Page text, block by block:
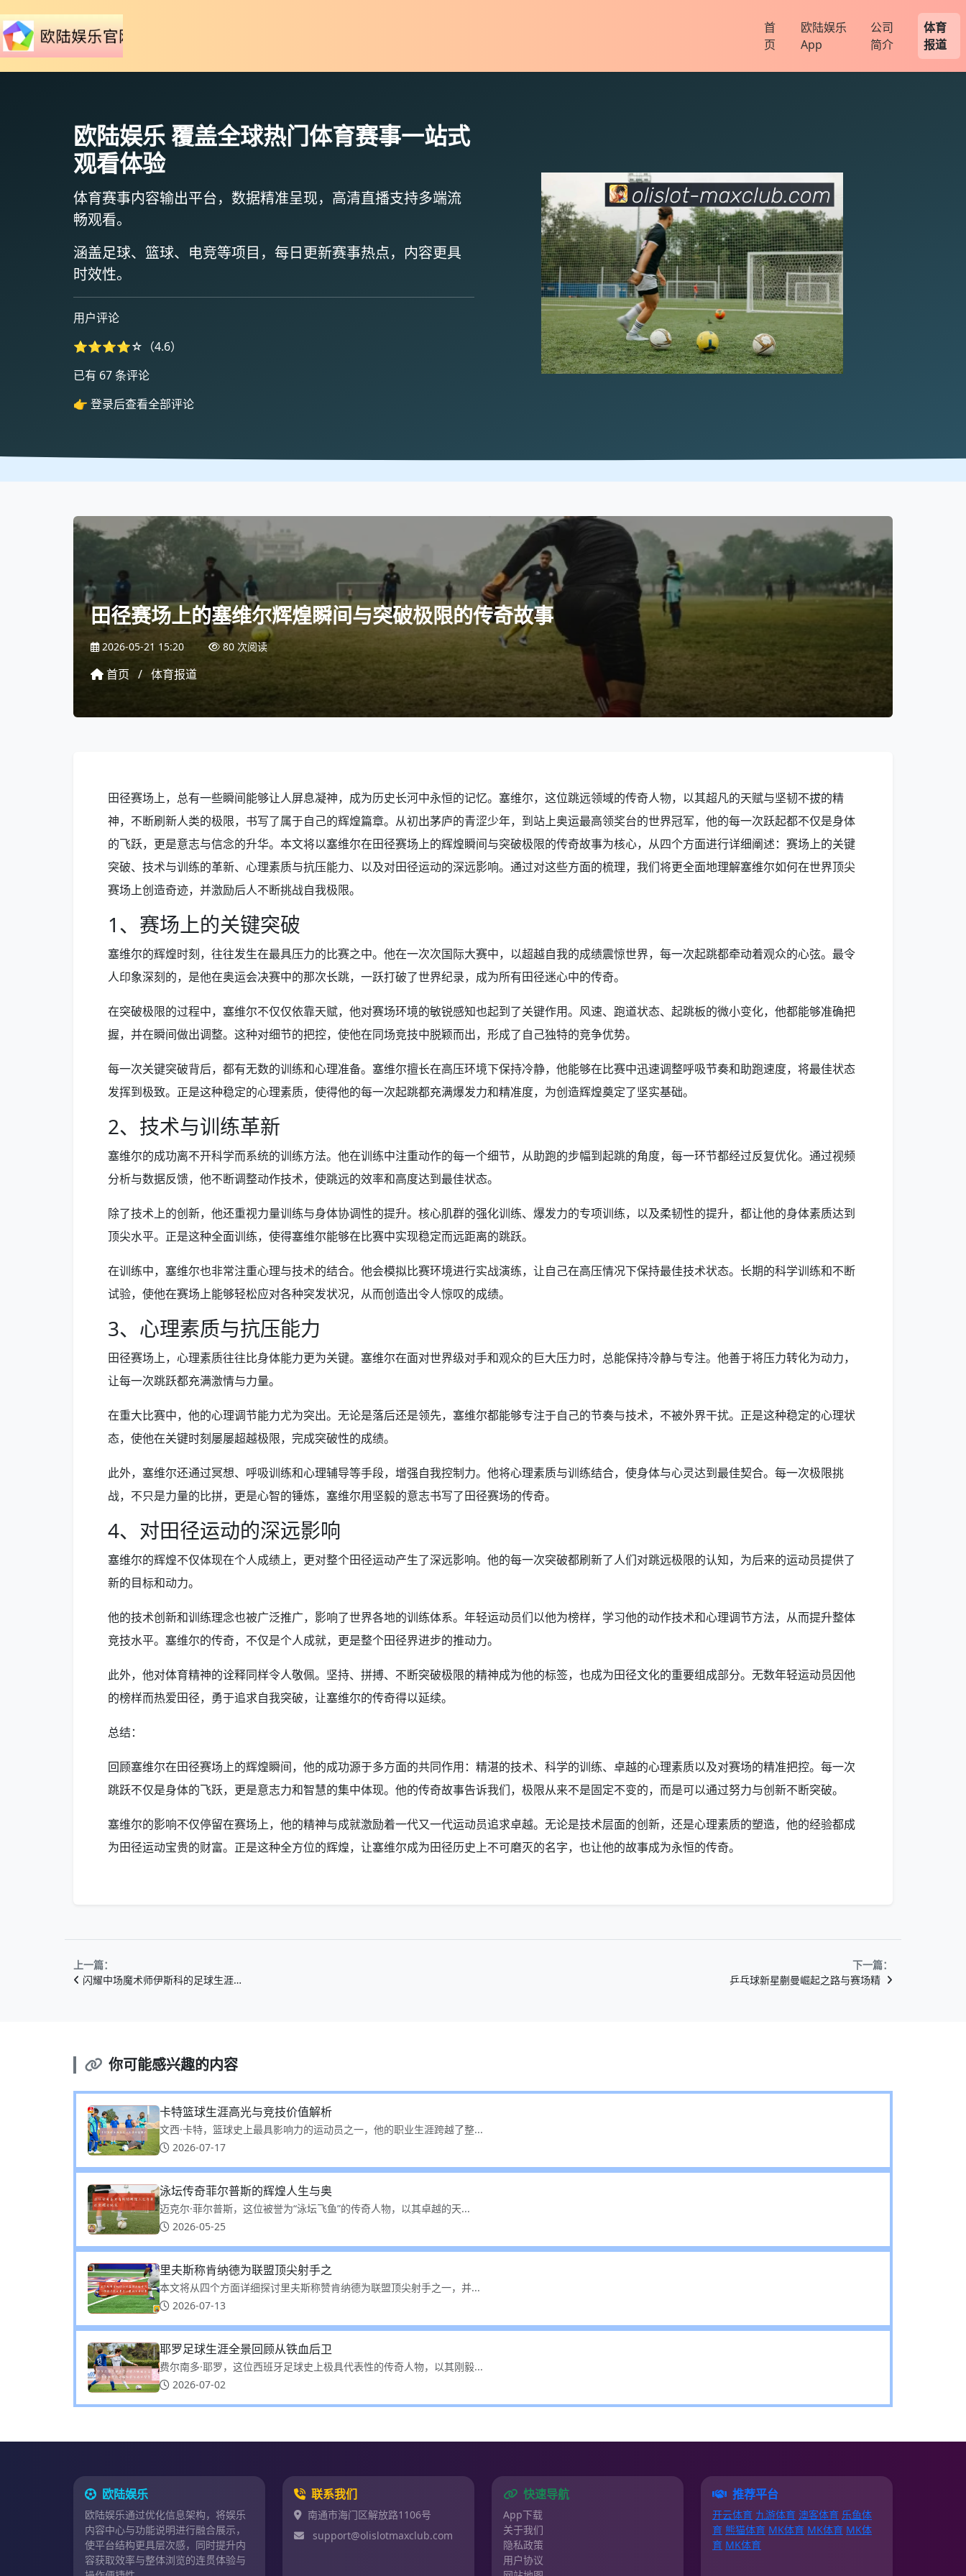
首
页
欧陆娱乐
App
公司
简介
体育
报道
欧陆娱乐 覆盖全球热门体育赛事一站式
观看体验
体育赛事内容输出平台，数据精准呈现， 高清直播支持多端流
畅观看。
涵盖足球、篮球、电竞等项目， 每日更新赛事热点，内容更具
时效性。
用户评论
⭐⭐⭐⭐☆（4.6）
已有 67 条评论
👉 登录后查看全部评论
田径赛场上的塞维尔辉煌瞬间与突破极限的传奇故事
2026-05-21 15:20 80 次阅读
首页 / 体育报道
田径赛场上，总有一些瞬间能够让人屏息凝神，成为历史长河中永恒的记忆。塞维尔，这位跳远领域的传奇人物，以其超凡的天赋与坚韧不拔的精
神，不断刷新人类的极限，书写了属于自己的辉煌篇章。从初出茅庐的青涩少年，到站上奥运最高领奖台的世界冠军，他的每一次跃起都不仅是身体
的飞跃，更是意志与信念的升华。本文将以塞维尔在田径赛场上的辉煌瞬间与突破极限的传奇故事为核心，从四个方面进行详细阐述：赛场上的关键
突破、技术与训练的革新、心理素质与抗压能力、以及对田径运动的深远影响。通过对这些方面的梳理，我们将更全面地理解塞维尔如何在世界顶尖
赛场上创造奇迹，并激励后人不断挑战自我极限。
1、赛场上的关键突破
塞维尔的辉煌时刻，往往发生在最具压力的比赛之中。他在一次次国际大赛中，以超越自我的成绩震惊世界，每一次起跳都牵动着观众的心弦。最令
人印象深刻的，是他在奥运会决赛中的那次长跳，一跃打破了世界纪录，成为所有田径迷心中的传奇。
在突破极限的过程中，塞维尔不仅仅依靠天赋，他对赛场环境的敏锐感知也起到了关键作用。风速、跑道状态、起跳板的微小变化，他都能够准确把
握，并在瞬间做出调整。这种对细节的把控，使他在同场竞技中脱颖而出，形成了自己独特的竞争优势。
每一次关键突破背后，都有无数的训练和心理准备。塞维尔擅长在高压环境下保持冷静，他能够在比赛中迅速调整呼吸节奏和助跑速度，将最佳状态
发挥到极致。正是这种稳定的心理素质，使得他的每一次起跳都充满爆发力和精准度，为创造辉煌奠定了坚实基础。
2、技术与训练革新
塞维尔的成功离不开科学而系统的训练方法。他在训练中注重动作的每一个细节，从助跑的步幅到起跳的角度，每一环节都经过反复优化。通过视频
分析与数据反馈，他不断调整动作技术，使跳远的效率和高度达到最佳状态。
除了技术上的创新，他还重视力量训练与身体协调性的提升。核心肌群的强化训练、爆发力的专项训练，以及柔韧性的提升，都让他的身体素质达到
顶尖水平。正是这种全面训练，使得塞维尔能够在比赛中实现稳定而远距离的跳跃。
在训练中，塞维尔也非常注重心理与技术的结合。他会模拟比赛环境进行实战演练，让自己在高压情况下保持最佳技术状态。长期的科学训练和不断
试验，使他在赛场上能够轻松应对各种突发状况，从而创造出令人惊叹的成绩。
3、心理素质与抗压能力
田径赛场上，心理素质往往比身体能力更为关键。塞维尔在面对世界级对手和观众的巨大压力时，总能保持冷静与专注。他善于将压力转化为动力，
让每一次跳跃都充满激情与力量。
在重大比赛中，他的心理调节能力尤为突出。无论是落后还是领先，塞维尔都能够专注于自己的节奏与技术，不被外界干扰。正是这种稳定的心理状
态，使他在关键时刻屡屡超越极限，完成突破性的成绩。
此外，塞维尔还通过冥想、呼吸训练和心理辅导等手段，增强自我控制力。他将心理素质与训练结合，使身体与心灵达到最佳契合。每一次极限挑
战，不只是力量的比拼，更是心智的锤炼，塞维尔用坚毅的意志书写了田径赛场的传奇。
4、对田径运动的深远影响
塞维尔的辉煌不仅体现在个人成绩上，更对整个田径运动产生了深远影响。他的每一次突破都刷新了人们对跳远极限的认知，为后来的运动员提供了
新的目标和动力。
他的技术创新和训练理念也被广泛推广，影响了世界各地的训练体系。年轻运动员们以他为榜样，学习他的动作技术和心理调节方法，从而提升整体
竞技水平。塞维尔的传奇，不仅是个人成就，更是整个田径界进步的推动力。
此外，他对体育精神的诠释同样令人敬佩。坚持、拼搏、不断突破极限的精神成为他的标签，也成为田径文化的重要组成部分。无数年轻运动员因他
的榜样而热爱田径，勇于追求自我突破，让塞维尔的传奇得以延续。
总结：
回顾塞维尔在田径赛场上的辉煌瞬间，他的成功源于多方面的共同作用：精湛的技术、科学的训练、卓越的心理素质以及对赛场的精准把控。每一次
跳跃不仅是身体的飞跃，更是意志力和智慧的集中体现。他的传奇故事告诉我们，极限从来不是固定不变的，而是可以通过努力与创新不断突破。
塞维尔的影响不仅停留在赛场上，他的精神与成就激励着一代又一代运动员追求卓越。无论是技术层面的创新，还是心理素质的塑造，他的经验都成
为田径运动宝贵的财富。正是这种全方位的辉煌，让塞维尔成为田径历史上不可磨灭的名字，也让他的故事成为永恒的传奇。
上一篇：
闪耀中场魔术师伊斯科的足球生涯…
下一篇：
乒乓球新星蒯曼崛起之路与赛场精
你可能感兴趣的内容
卡特篮球生涯高光与竞技价值解析
文西·卡特，篮球史上最具影响力的运动员之一，他的职业生涯跨越了整...
2026-07-17
泳坛传奇菲尔普斯的辉煌人生与奥
迈克尔·菲尔普斯，这位被誉为“泳坛飞鱼”的传奇人物，以其卓越的天...
2026-05-25
里夫斯称肯纳德为联盟顶尖射手之
本文将从四个方面详细探讨里夫斯称赞肯纳德为联盟顶尖射手之一，并...
2026-07-13
耶罗足球生涯全景回顾从铁血后卫
费尔南多·耶罗，这位西班牙足球史上极具代表性的传奇人物，以其刚毅...
2026-07-02
欧陆娱乐
欧陆娱乐通过优化信息架构，将娱乐
内容中心与功能说明进行融合展示，
使平台结构更具层次感，同时提升内
容获取效率与整体浏览的连贯体验与
联系我们
南通市海门区解放路1106号
support@olislotmaxclub.com
快速导航
App下载
关于我们
隐私政策
用户协议
推荐平台
开云体育 九游体育 澳客体育 乐鱼体
育 熊猫体育 MK体育 MK体育 MK体
育 MK体育